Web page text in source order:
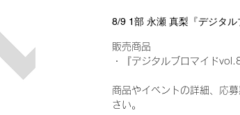
8/9 1部 永瀬 真梨『デジタ
販売商品
・『デジタルブロマイド
商品やイベントの詳細、応
さい。